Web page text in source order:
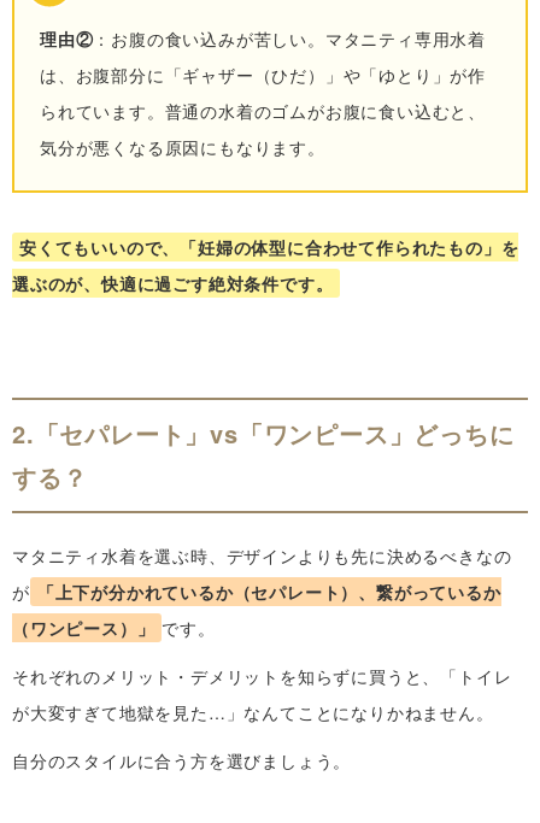
理由②：お腹の食い込みが苦しい。マタニティ専用水着
は、お腹部分に「ギャザー（ひだ）」や「ゆとり」が作
られています。普通の水着のゴムがお腹に食い込むと、
気分が悪くなる原因にもなります。
安くてもいいので、「妊婦の体型に合わせて作られたもの」を
選ぶのが、快適に過ごす絶対条件です。
2.「セパレート」vs「ワンピース」どっちに
する？
マタニティ水着を選ぶ時、デザインよりも先に決めるべきなの
が
「上下が分かれているか（セパレート）、繋がっているか
（ワンピース）」
です。
それぞれのメリット・デメリットを知らずに買うと、「トイレ
が大変すぎて地獄を見た…」なんてことになりかねません。
自分のスタイルに合う方を選びましょう。